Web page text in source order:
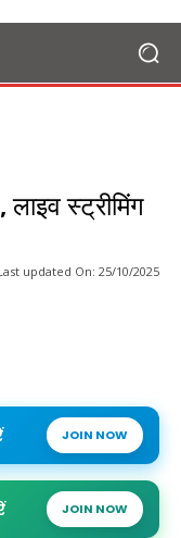
स्ट्रीमिंग
updated On: 25/10/2025
JOIN NOW
JOIN NOW